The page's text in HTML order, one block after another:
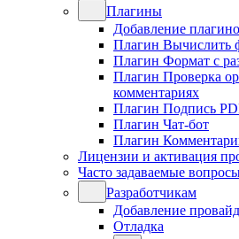
Плагины
Добавление
Плагин Вычислить
Плагин Формат с
Плагин Проверка
комментариях
Плагин Подпись
Плагин Чат-бот
Плагин
Лицензии и активация
Часто задаваемые
Разработчикам
Добавление
Отладка